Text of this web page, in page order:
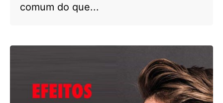
comum do que...